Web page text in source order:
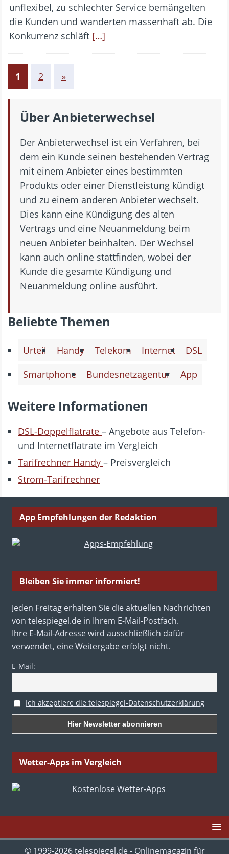
unflexibel, zu schlechter Service bemängelten
die Kunden und wanderten massenhaft ab. Die
Konkurrenz schläft […]
1 2 »
Über Anbieterwechsel
Der Anbieterwechsel ist ein Verfahren, bei
dem ein Kunde seinen bestehenden Vertrag
mit einem Anbieter eines bestimmten
Produkts oder einer Dienstleistung kündigt
und zu einem anderen Anbieter wechselt.
Dies kann eine Kündigung des alten
Vertrags und eine Neuanmeldung beim
neuen Anbieter beinhalten. Der Wechsel
kann auch online stattfinden, wobei der
Kunde die gesamte Kündigung und
Neuanmeldung online ausführt.
Beliebte Themen
Urteil Handy Telekom Internet
DSL
Smartphone
Bundesnetzagentur App
Weitere Informationen
DSL-Doppelflatrate – Angebote aus Telefon-
und Internetflatrate im Vergleich
Tarifrechner Handy – Preisvergleich
Strom-Tarifrechner
App Empfehlungen der Redaktion
Bleiben Sie immer informiert!
Jeden Freitag erhalten Sie die aktuellen Nachrichten
von telespiegel.de in Ihrem E-Mail-Postfach.
Ihre E-Mail-Adresse wird ausschließlich dafür
verwendet, eine Weitergabe erfolgt nicht.
E-Mail:
Ich akzeptiere die telespiegel-Datenschutzerklärung
Wetter-Apps im Vergleich
© 1999-2026 telespiegel.de - Onlinemagazin für